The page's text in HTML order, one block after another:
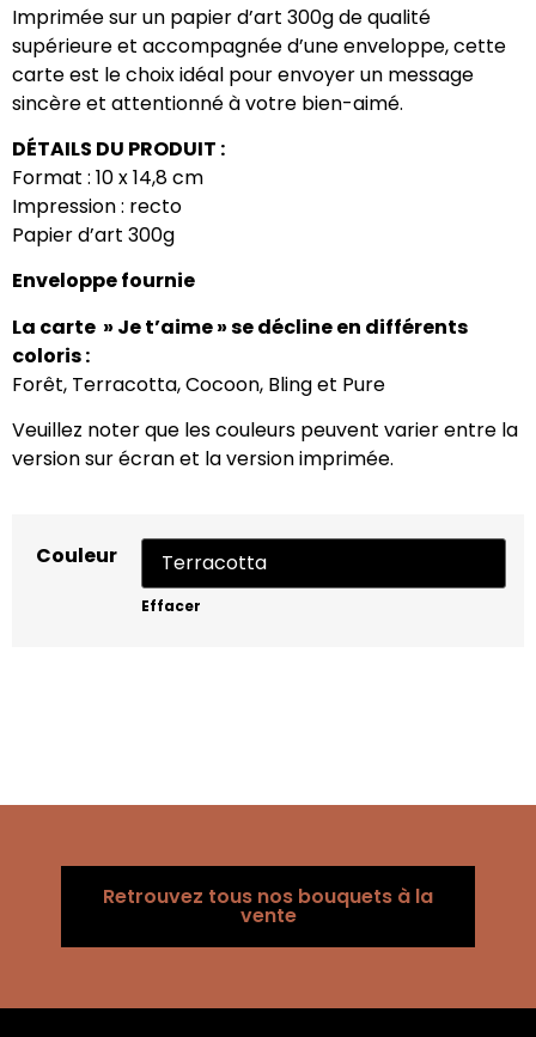
Imprimée sur un papier d’art 300g de qualité
supérieure et accompagnée d’une enveloppe, cette
carte est le choix idéal pour envoyer un message
sincère et attentionné à votre bien-aimé.
DÉTAILS DU PRODUIT :
Format : 10 x 14,8 cm
Impression : recto
Papier d’art 300g
Enveloppe fournie
La carte » Je t’aime » se décline en différents
coloris :
Forêt, Terracotta, Cocoon, Bling et Pure
Veuillez noter que les couleurs peuvent varier entre la
version sur écran et la version imprimée.
Couleur
Effacer
Retrouvez tous nos bouquets à la
vente